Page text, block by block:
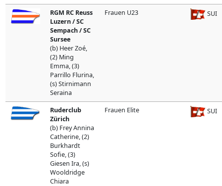
RGM RC Reuss
Luzern / SC
Sempach / SC
Sursee
(b) Heer Zoé,
(2) Ming
Emma, (3)
Parrillo Flurina,
(s) Stirnimann
Seraina
Frauen U23 SUI
Ruderclub
Zürich
(b) Frey Annina
Catherine, (2)
Burkhardt
Sofie, (3)
Giesen Ira, (s)
Wooldridge
Chiara
Frauen Elite SUI